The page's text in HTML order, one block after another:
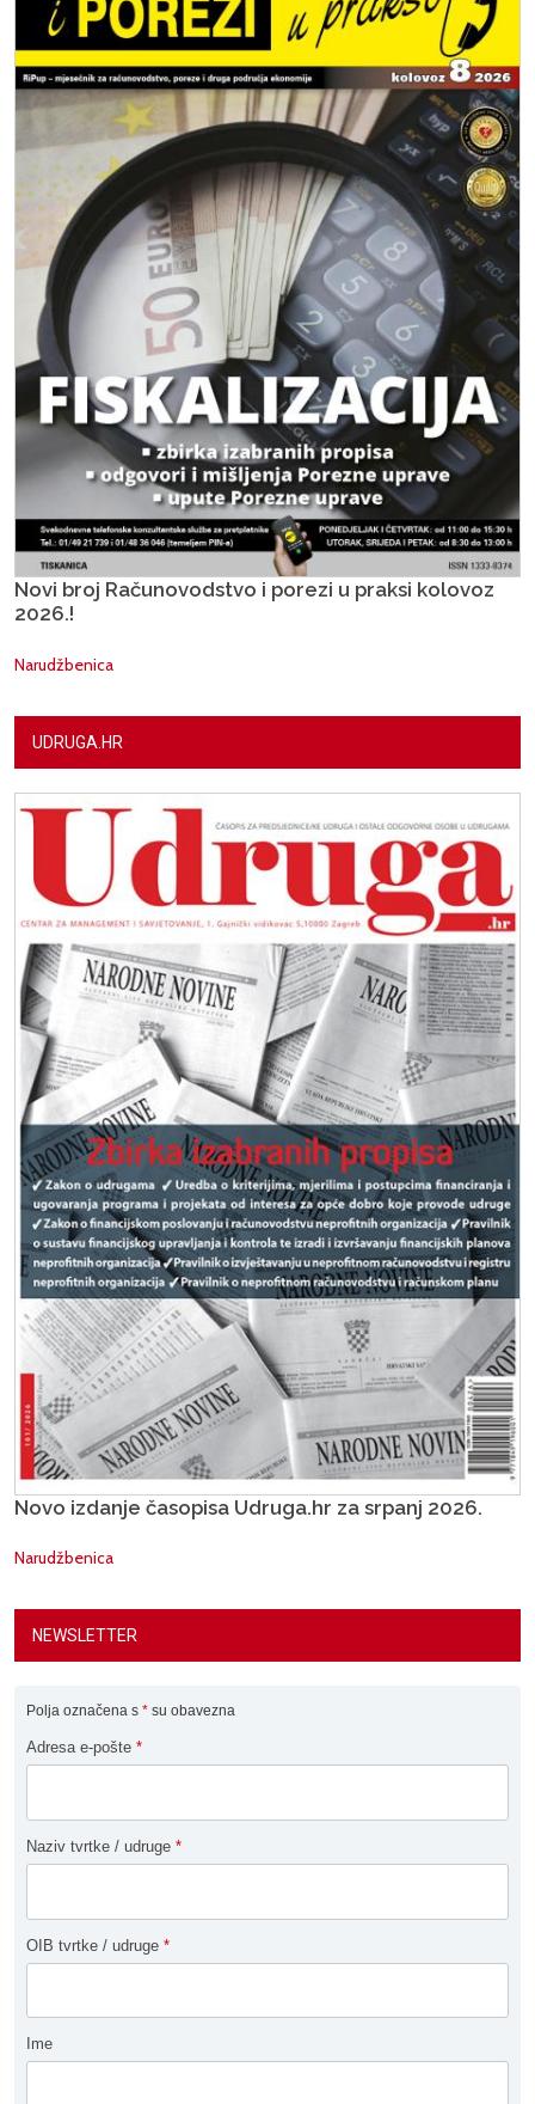
Novi broj Računovodstvo i porezi u praksi kolovoz
2026.!
Narudžbenica
UDRUGA.HR
Novo izdanje časopisa Udruga.hr za srpanj 2026.
Narudžbenica
NEWSLETTER
Polja označena s * su obavezna
Adresa e-pošte *
Naziv tvrtke / udruge *
OIB tvrtke / udruge *
Ime